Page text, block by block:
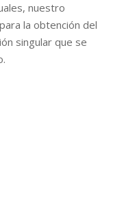
nuestro
la obtención del
singular que se